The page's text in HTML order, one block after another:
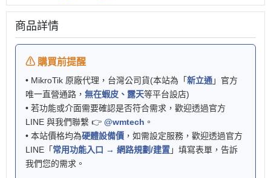
商品詳情
⚠ 購買前提醒
• MikroTik 原廠代理，台灣公司貨(本站為「新立通」官方
唯一直營通路， 無在蝦皮、露天等平台設店)
• 若功能或介面需要確認是否符合需求，歡迎透過官方
LINE 與我們聯繫 👉 @wmtech 。
• 本站價格均為硬體設備價 ，如需設定服務，歡迎透過官方
LINE「 常用功能入口 → 網路規劃/建置」填寫表單，告訴
我們您的需求。